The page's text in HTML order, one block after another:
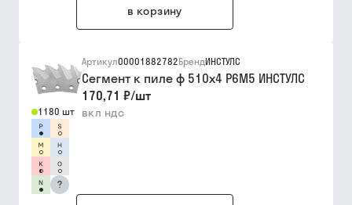
в корзину
1180 шт
?
Артикул00001882782БрендИНСТУЛС
Сегмент к пиле ф 510х4 Р6М5 ИНСТУЛС
170,71 ₽/шт
вкл ндс